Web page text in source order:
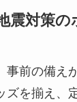
震対策の
事前の備え
ズを揃え、